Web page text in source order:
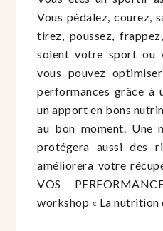
Vous pédalez, courez,
tirez, poussez,
soient votre sport ou
vous pouvez
performances grâce à
un apport en bons
au bon moment. Une
protégera aussi des
améliorera votre
VOS
workshop « La nutrition